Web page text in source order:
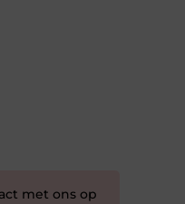
met ons op